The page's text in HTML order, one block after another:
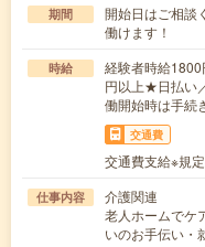
期間
開始日はご相
働けます！
時給
経験者時給
円以上★日払い
働開始時は手続
交通費
交通費支給※規
仕事内容
介護関連
老人ホームでケ
いのお手伝い・